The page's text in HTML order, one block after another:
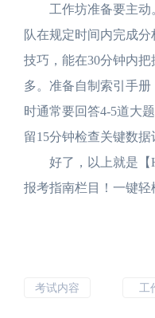
工作坊准备要主动。
队在规定时间内完成
技巧，能在30分钟内
多。准备自制索引手
时通常要回答4-5道大
留15分钟检查关键数据
好了，以上就是【
报考指南栏目！一键轻
考试内容